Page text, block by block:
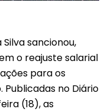
sancionou,
o reajuste salarial
para os
Publicadas no Diário
(18), as